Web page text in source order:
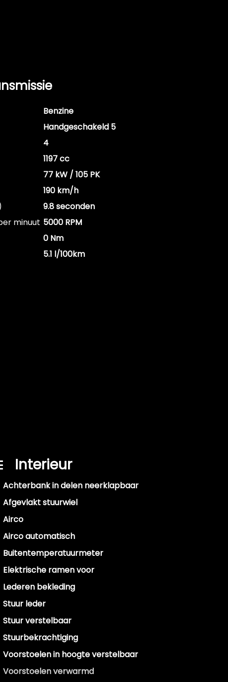
Benzine
Handgeschakeld 5
4
1197 cc
77 kW / 105 PK
190 km/h
9.8 seconden
minuut 5000 RPM
0 Nm
5.1 l/100km
Interieur
Achterbank in delen neerklapbaar
Afgevlakt stuurwiel
Airco
Airco automatisch
Buitentemperatuurmeter
Elektrische ramen voor
Lederen bekleding
Stuur leder
Stuur verstelbaar
Stuurbekrachtiging
Voorstoelen in hoogte verstelbaar
Voorstoelen verwarmd